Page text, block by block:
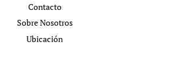
Contacto
Sobre Nosotros
Ubicación